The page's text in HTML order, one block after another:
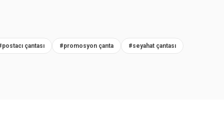
çantası #promosyon çanta #seyahat çantası